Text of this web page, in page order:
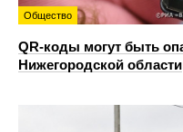
Общество
QR-коды могут быть
Нижегородской области